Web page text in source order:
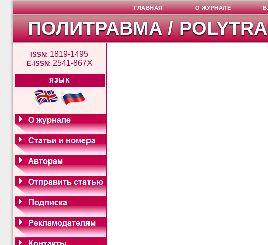
ПОЛИТРАВМА /
ISSN: 1819-1495
E-ISSN: 2541-867X
ЯЗЫК
ГЛАВНАЯ О ЖУРНАЛЕ